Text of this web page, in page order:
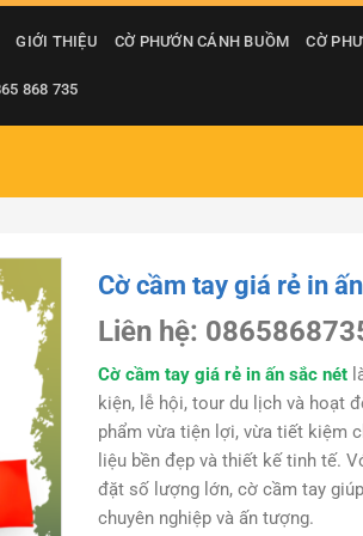
GIỚI THIỆU CỜ PHƯỚN CÁNH BUỒM CỜ
868 735
Cờ cầm tay giá rẻ in
Liên hệ:
Cờ cầm tay giá rẻ in ấn sắc nét
kiện, lễ hội, tour du lịch và hoạt
phẩm vừa tiện lợi, vừa tiết kiệm
liệu bền đẹp và thiết kế tinh tế.
đặt số lượng lớn, cờ cầm tay
chuyên nghiệp và ấn tượng.